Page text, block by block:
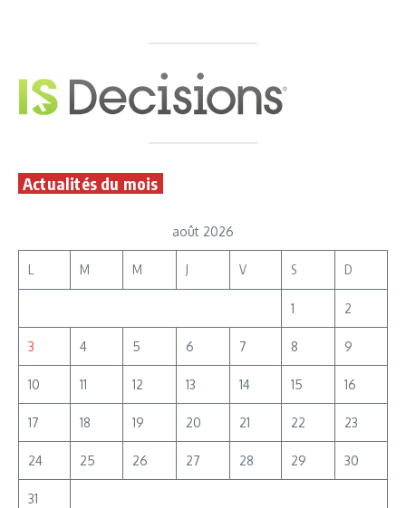
Actualités du mois
août 2026
L M M J V S D
1 2
3 4 5 6 7 8 9
10 11 12 13 14 15 16
17 18 19 20 21 22 23
24 25 26 27 28 29 30
31